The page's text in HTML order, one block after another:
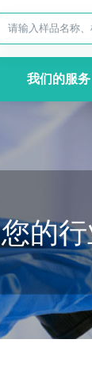
我们的服务
您的